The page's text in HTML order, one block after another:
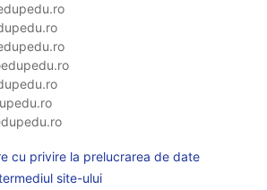
cu privire la prelucrarea de date
site-ului